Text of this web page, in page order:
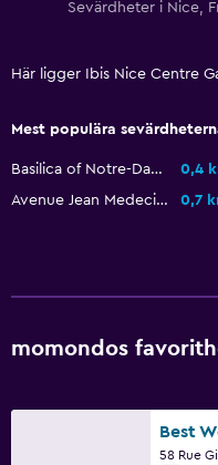
Saker att göra
Tillgång till strand
Terrass/uteplats
Sevärdheter i Nice,
Här ligger Ibis Nice Centre
Mest populära
Basilica of Notre-Dame de Nice 0,4
Avenue Jean Medecin
0,7
momondos
58 Rue